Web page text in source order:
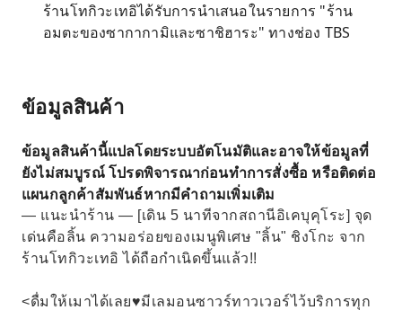
ร้านโทกิวะเทอิได้รับการนำเสนอในรายการ "ร้าน
อมตะของซากากามิและซาชิฮาระ" ทางช่อง TBS
ข้อมูลสินค้า
ข้อมูลสินค้านี้แปลโดยระบบอัตโนมัติและอาจให้ข้อมูลที่
ยังไม่สมบูรณ์ โปรดพิจารณาก่อนทำการสั่งซื้อ หรือติดต่อ
แผนกลูกค้าสัมพันธ์หากมีคำถามเพิ่มเติม
— แนะนำร้าน — [เดิน 5 นาทีจากสถานีอิเคบุคุโระ] จุด
เด่นคือลิ้น ความอร่อยของเมนูพิเศษ "ลิ้น" ชิงโกะ จาก
ร้านโทกิวะเทอิ ได้ถือกำเนิดขึ้นแล้ว!!
<ดื่มให้เมาได้เลย♥มีเลมอนซาวร์ทาวเวอร์ไว้บริการทุก